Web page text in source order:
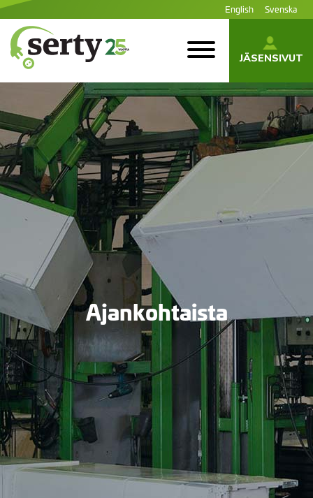
Siirry
sisältöön
English Svenska
SERTY | SER-
tuottajayhteisö
JÄSENSIVUT
Ajankohtaista